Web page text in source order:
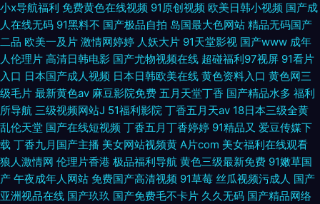
小x导航福利 免费黄色在线视频 91原创视频 欧美日韩小视频 国产成
人在线无码 91黑料不 国产极品自拍 岛国最大色网站 精品无码国产
二品 欧美一及片 激情网婷婷 人妖大片 91天堂影视 国产www 成年
人伦理片 高清日韩电影 国产尤物视频在线 超碰福利97视屏 91看片
入口 日本国产成人视频 日本日韩欧美在线 黄色资料入口 黄色网三
级毛片 最新黄色av 麻豆影院免费 五月天堂丁香 国产精品水多 福利
所导航 三级视频网站J 51福利影院 丁香五月天av 18日本三级全黄
乱伦天堂 国产在线短视频 丁香五月丁香婷婷 91精品又 爱豆传媒下
载 丁香九月国产主播 美女网站视频黄 A片com 美女福利在线观看
狼人激情网 伦理片香港 极品福利导航 黄色三级最新免费 91嫩草国
产 午夜成年人网站 免费国产高清视频 91草莓 丝瓜视频污成人 国产
亚洲视品在线 国产玖玖 国产免费毛不卡片 久久无码 国产精品网络